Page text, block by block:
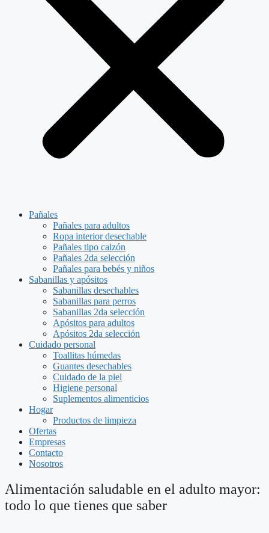
Pañales
Pañales para adultos
Ropa interior desechable
Pañales tipo calzón
Pañales 2da selección
Pañales para bebés y niños
Sabanillas y apósitos
Sabanillas desechables
Sabanillas para perros
Sabanillas 2da selección
Apósitos para adultos
Apósitos 2da selección
Cuidado personal
Toallitas húmedas
Guantes desechables
Cuidado de la piel
Higiene personal
Suplementos alimenticios
Hogar
Productos de limpieza
Ofertas
Empresas
Contacto
Nosotros
Alimentación saludable en el adulto mayor:
todo lo que tienes que saber